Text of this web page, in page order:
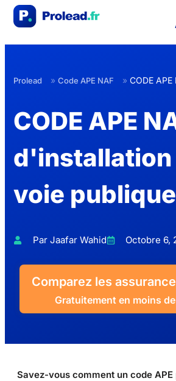
Prolead » Code APE NAF » CODE
CODE APE
d'installation
voie publique
Par Jaafar Wahid Octobre 6,
Comparez les
Gratuitement en moins
Savez-vous comment un code